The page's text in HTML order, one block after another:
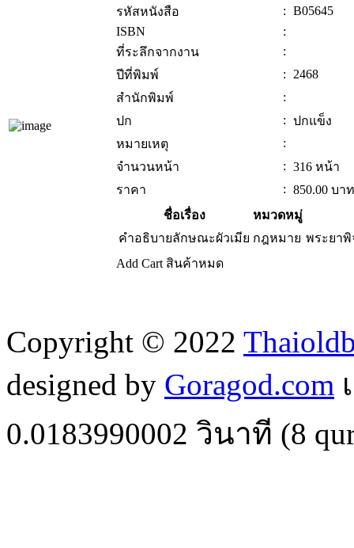
รหัสหนังสือ
: B05645
ISBN
:
ที่ระลึกจากงาน
:
ปีที่พิมพ์
: 2468
สำนักพิมพ์
:
ปก
: ปกแข็ง
หมายเหตุ
:
จำนวนหน้า
: 316 หน้า
ราคา
: 850.00 บาท
ชื่อเรื่อง
หมวดหมู่
คำอธิบายลักษณะผัวเมีย กฎหมาย พระยา
Add Cart สินค้าหมด
Copyright © 2022
designed by Goragod.com
0.0183990002 วินาที (8